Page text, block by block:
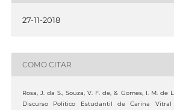
27-11-2018
COMO CITAR
Rosa, J. da S., Souza, V. F. de, & Gomes, I. M. de
Discurso Político Estudantil de Carina